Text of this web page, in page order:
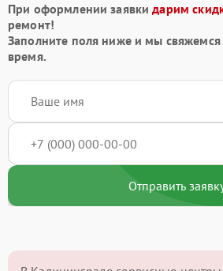
При оформлении заявкидарим
ремонт!
Заполните поля ниже и мы
время.
Отправить